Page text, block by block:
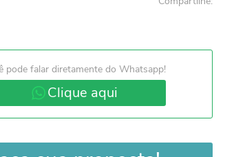
pode falar diretamente do Whatsapp!
Clique aqui